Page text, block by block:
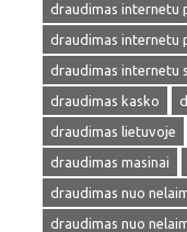
draudimas internetu
draudimas internetu
draudimas internetu
draudimas kasko
draudimas lietuvoje
draudimas masinai
draudimas nuo
draudimas nuo